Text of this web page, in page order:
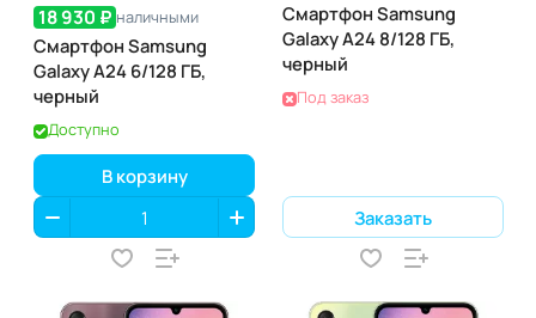
18 930 ₽ наличными
Смартфон Samsung
Galaxy A24 6/128 ГБ,
черный
Доступно
В корзину
Смартфон Samsung
Galaxy A24 8/128 ГБ,
черный
Под заказ
Заказать